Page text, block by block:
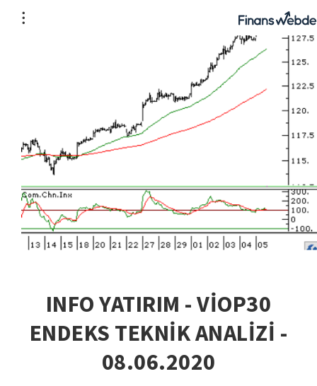
INFO YATIRIM - VİOP30
ENDEKS TEKNİK ANALİZİ -
08.06.2020